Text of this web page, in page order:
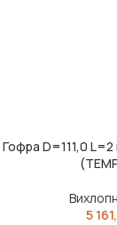
ДАЛІ
Гофра D=111,0
5